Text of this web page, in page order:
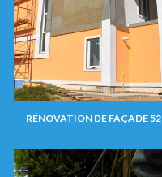
RÉNOVATION DE FAÇADE 52